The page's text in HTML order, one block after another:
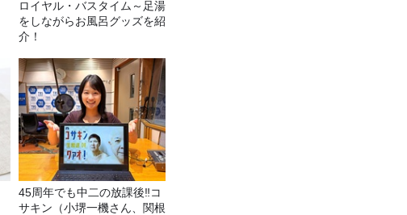
ロイヤル・バスタイム～足湯
をしながらお風呂グッズを紹
介！
45周年でも中二の放課後‼コ
サキン（小堺一機さん、関根